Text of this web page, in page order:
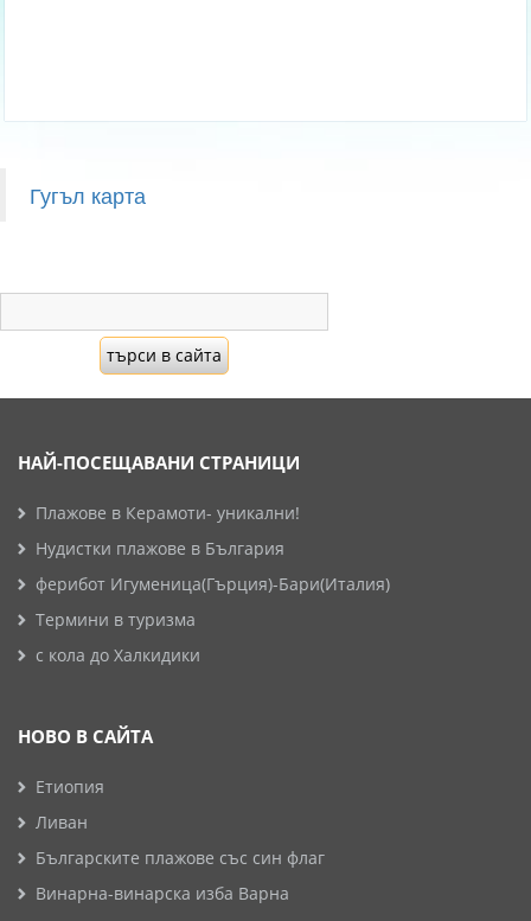
Гугъл карта
НАЙ-ПОСЕЩАВАНИ СТРАНИЦИ
Плажове в Керамоти- уникални!
Нудистки плажове в България
ферибот Игуменица(Гърция)-Бари(Италия)
Термини в туризма
с кола до Халкидики
НОВО В САЙТА
Етиопия
Ливан
Българските плажове със син флаг
Винарна-винарска изба Варна